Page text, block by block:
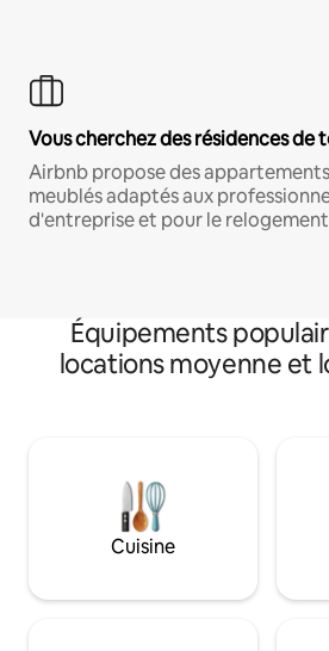
Vous cherchez des résidences de
Airbnb propose des
meublés adaptés aux
d'entreprise et pour le
Équipements
locations moyenne et
Cuisine